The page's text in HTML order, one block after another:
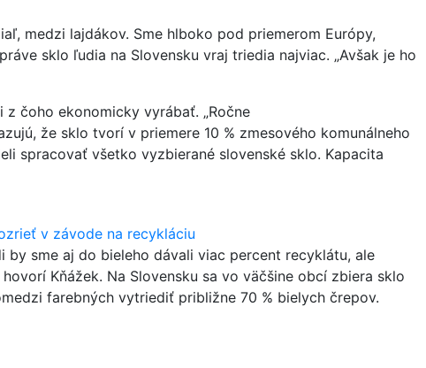
medzi lajdákov. Sme hlboko pod priemerom Európy,
sklo ľudia na Slovensku vraj triedia najviac. „Avšak je ho
čoho ekonomicky vyrábať. „Ročne
že sklo tvorí v priemere 10 % zmesového komunálneho
spracovať všetko vyzbierané slovenské sklo. Kapacita
v závode na recykláciu
sme aj do bieleho dávali viac percent recyklátu, ale
Kňážek. Na Slovensku sa vo väčšine obcí zbiera sklo
farebných vytriediť približne 70 % bielych črepov.